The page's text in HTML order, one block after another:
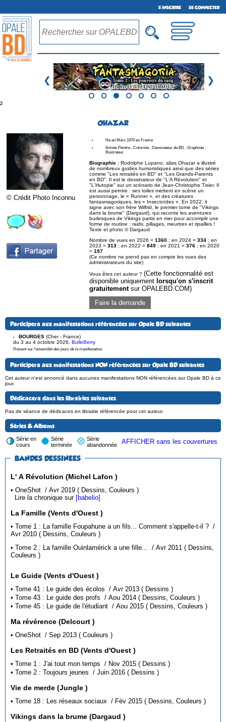
S'INSCRIRE SE CONNECTER
❮ ❯
²
OHAZAR
© Crédit Photo Inconnu
Né en Mars 1970 en France
Artiste-Peintre , Coloriste , Dessinateur de BD , Graphiste ,
Illustrateur
Biographie : Rodolphe Lupano, alias Ohazar a illustré
de nombreux guides humoristiques ainsi que des séries
comme "Les retraités en BD" et "Les Grands-Parents
en BD". Il est le dessinateur de "L'A Révolution" et
"L'Hutopie" sur un scénario de Jean-Christophe Tixier. Il
est aussi peintre : ses toiles mettent en scène un
personnage, le « Runner », et des créatures
fantasmagoriques, les « Insectoïdes ». En 2022, il
signe avec son frère Wilfrid, le premier tome de "Vikings
dans la brume" (Dargaud), qui raconte les aventures
burlesques de Vikings partis en mer pour accomplir une
forme de routine : raids, pillages, meurtres et ripailles !
Texte et photo © Dargaud
Nombre de vues en 2026 = 1360 ; en 2024 = 334 ; en
2023 = 313 ; en 2022 = 849 ; en 2021 = 376 ; en 2020
= 197
(Ce nombre ne prend pas en compte les vues des
administrateurs du site)
Vous êtes cet auteur ? (Cette fonctionnalité est
disponible uniquement lorsqu'on s'inscrit
gratuitementsur OPALEBD.COM)
Faire la demande
Participera aux manifestations référencées sur Opale BD suivantes
BOURGES (Cher - France)
du 3 au 4 octobre 2026
BulleBerry
Présent sur l'ensemble des jours de la manifestation.
Participera aux manifestations NON référencées sur Opale BD suivantes
Cet auteur n'est annoncé dans aucunes manifestations NON référencées sur Opale BD à ce
jour.
Dédicacera dans les librairies suivantes
Pas de séance de dédicaces en librairie référencée pour cet auteur.
Séries & Albums
Série en
cours
Série
terminée
Série
abandonnée
AFFICHER sans les couvertures
BANDES DESSINÉES
L' A Révolution (Michel Lafon )
• OneShot / Avr 2019 ( Dessins, Couleurs )
Lire la chronique sur [babelio]
La Famille (Vents d'Ouest )
• Tome 1 : La famille Foupahune a un fils... Comment s'appelle-t-il ? /
Avr 2010 ( Dessins, Couleurs )
• Tome 2 : La famille Ouinlamérick a une fille... / Avr 2011 ( Dessins,
Couleurs )
Le Guide (Vents d'Ouest )
• Tome 41 : Le guide des écolos / Avr 2013 ( Dessins )
• Tome 43 : Le guide des profs / Aou 2014 ( Dessins, Couleurs )
• Tome 45 : Le guide de l'étudiant / Aou 2015 ( Dessins, Couleurs )
Ma révérence (Delcourt )
• OneShot / Sep 2013 ( Couleurs )
Les Retraités en BD (Vents d'Ouest )
• Tome 1 : J'ai tout mon temps / Nov 2015 ( Dessins )
• Tome 2 : Toujours jeunes / Juin 2016 ( Dessins )
Vie de merde (Jungle )
• Tome 18 : Les réseaux sociaux / Fév 2015 ( Dessins, Couleurs )
Vikings dans la brume (Dargaud )